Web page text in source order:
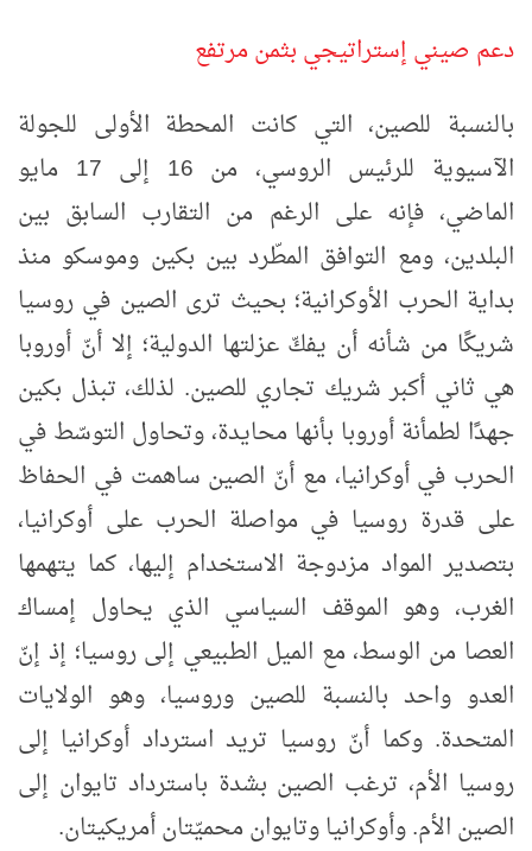
دعم صيني إستراتيجي بثمن مرتفع
بالنسبة للصين، التي كانت المحطة الأولى للجولة
الآسيوية للرئيس الروسي، من 16 إلى 17 مايو
الماضي، فإنه على الرغم من التقارب السابق بين
البلدين، ومع التوافق المطّرد بين بكين وموسكو منذ
بداية الحرب الأوكرانية؛ بحيث ترى الصين في روسيا
شريكًا من شأنه أن يفكّ عزلتها الدولية؛ إلا أنّ أوروبا
هي ثاني أكبر شريك تجاري للصين. لذلك، تبذل بكين
جهدًا لطمأنة أوروبا بأنها محايدة، وتحاول التوسّط في
الحرب في أوكرانيا، مع أنّ الصين ساهمت في الحفاظ
على قدرة روسيا في مواصلة الحرب على أوكرانيا،
بتصدير المواد مزدوجة الاستخدام إليها، كما يتهمها
الغرب، وهو الموقف السياسي الذي يحاول إمساك
العصا من الوسط، مع الميل الطبيعي إلى روسيا؛ إذ إنّ
العدو واحد بالنسبة للصين وروسيا، وهو الولايات
المتحدة. وكما أنّ روسيا تريد استرداد أوكرانيا إلى
روسيا الأم، ترغب الصين بشدة باسترداد تايوان إلى
الصين الأم. وأوكرانيا وتايوان محميّتان أمريكيتان.